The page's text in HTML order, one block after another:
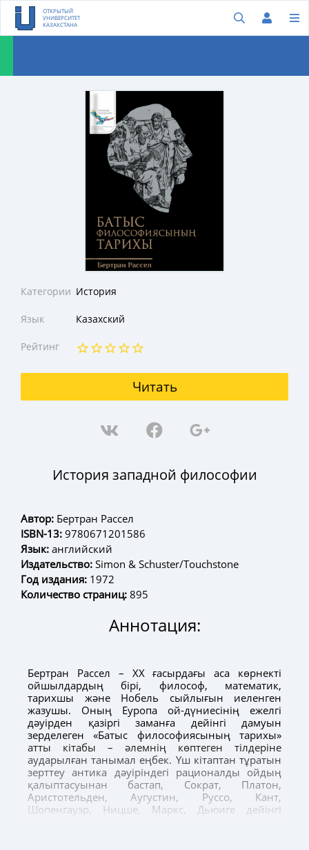
ОТКРЫТЫЙ
УНИВЕРСИТЕТ
КАЗАХСТАНА
Категории История
Язык Казахский
Рейтинг
Читать
История западной философии
Автор: Бертран Рассел
ISBN-13: 9780671201586
Язык: английский
Издательство: Simon & Schuster/Touchstone
Год издания: 1972
Количество страниц: 895
Аннотация:
Бертран Рассел – ХХ ғасырдағы аса көрнекті
ойшылдардың бірі, философ, математик,
тарихшы және Нобель сыйлығын иеленген
жазушы. Оның Еуропа ой-дүниесінің ежелгі
дәуірден қазіргі заманға дейінгі дамуын
зерделеген «Батыс философиясының тарихы»
атты кітабы – әлемнің көптеген тілдеріне
аударылған танымал еңбек. Үш кітаптан тұратын
зерттеу антика дәуіріндегі рационалды ойдың
қалыптасуынан бастап, Сократ, Платон,
Аристотельден, Аугустин, Руссо, Кант,
Шопенгауэр, Ницше, Маркс, Дьюиге дейінгі